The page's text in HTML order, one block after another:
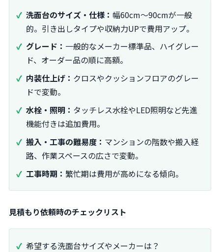
洗面台のサイズ・仕様： 幅60cm～90cmが一般
的。引き出しタイプや収納力UPで費用アップ。
グレード： 一般的なメーカー標準品、ハイグレー
ド、オーダー品の順に高額。
内装仕上げ： クロスやクッションフロアのグレー
ドで変動。
水栓・照明： タッチレス水栓やLED照明など先進
機能付きは追加費用。
搬入・工事の難易度： マンションの階数や搬入経
路、作業スペースの広さで変動。
工事時期： 繁忙期は費用が高めになる傾向。
見積もり依頼時のチェックリスト
希望する洗面台サイズやメーカーは？